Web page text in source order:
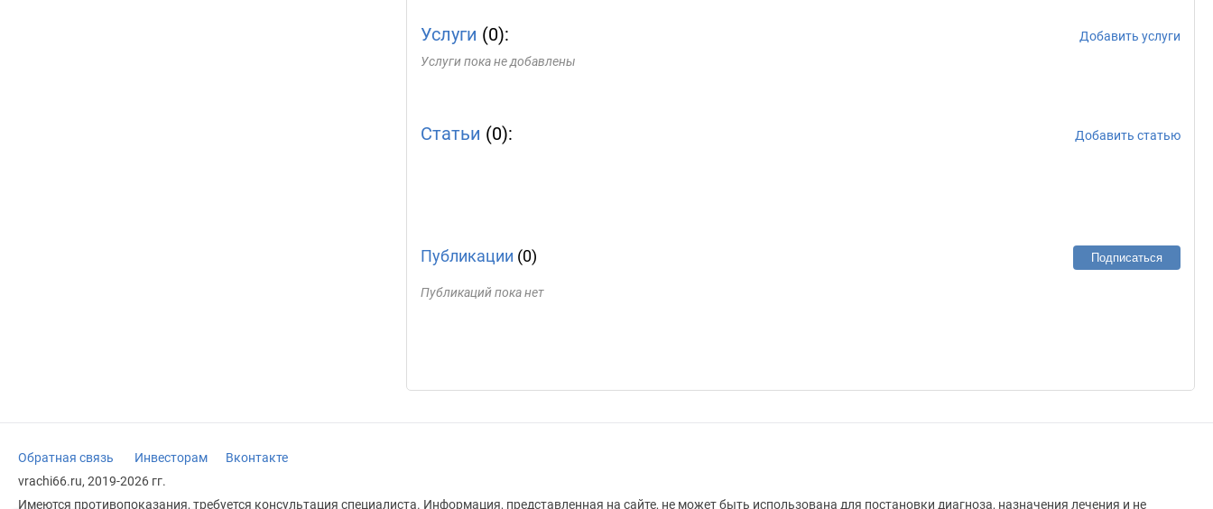
Услуги (0):
Добавить услуги
Услуги пока не добавлены
Статьи (0): Добавить статью
Публикации (0) Подписаться
Публикаций пока нет
Обратная связь Инвесторам
Вконтакте
vrachi66.ru, 2019-2026 гг.
Имеются противопоказания, требуется консультация специалиста. Информация, представленная на сайте, не может быть использована для постановки диагноза, назначения лечения и не